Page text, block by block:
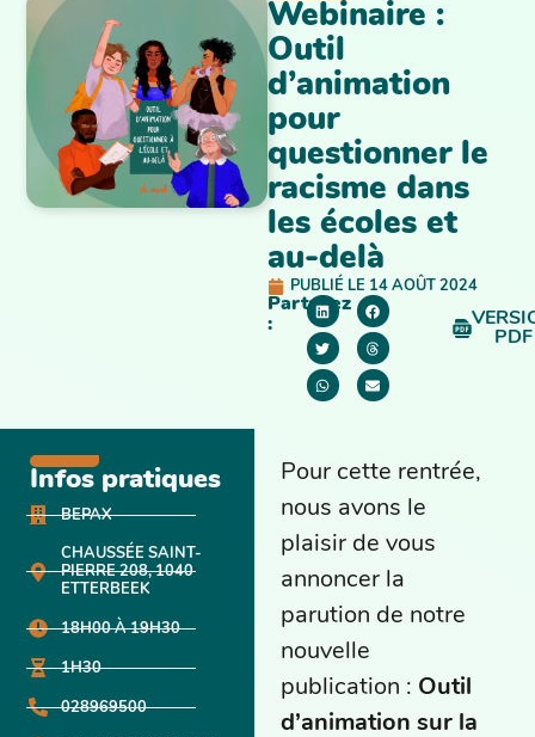
Webinaire :
Outil
d’animation
pour
questionner le
racisme dans
les écoles et
au-delà
PUBLIÉ LE 14 AOÛT 2024
Partagez
:
PDF
Infos pratiques
BEPAX
CHAUSSÉE SAINT-
PIERRE 208, 1040
ETTERBEEK
18H00 À 19H30
1H30
028969500
Pour cette rentrée,
nous avons le
plaisir de vous
annoncer la
parution de notre
nouvelle
publication : Outil
d’animation sur la